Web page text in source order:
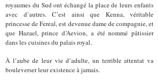
royaumes du Sud ont échangé la place de leurs enfants
avec d’autres. C’est ainsi que Kenna, véritable
princesse de Fereal, est devenue dame de compagnie, et
que Hazael, prince d’Aevion, a été nommé pâtissier
dans les cuisines du palais royal.
À l’aube de leur vie d’adulte, un terrible attentat va
bouleverser leur existence à jamais.